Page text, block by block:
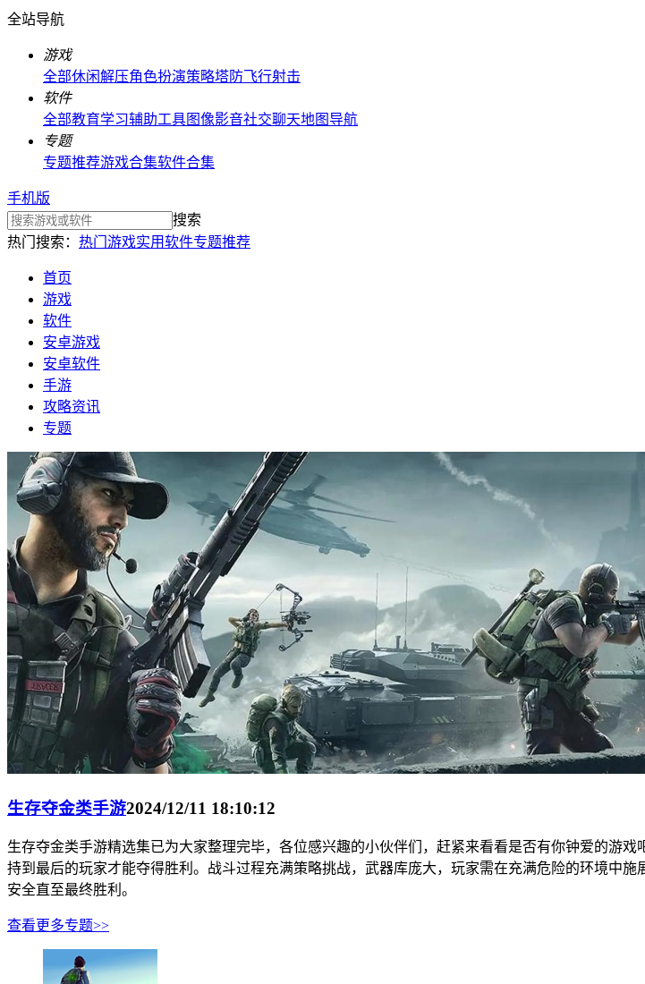
全站导航
游戏
全部休闲解压角色扮演策略塔防飞行射击
软件
全部教育学习辅助工具图像影音社交聊天地图导航
专题
专题推荐游戏合集软件合集
手机版
搜索
热门搜索： 热门游戏实用软件专题推荐
首页
游戏
软件
安卓游戏
安卓软件
手游
攻略资讯
专题
生存夺金类手游2024/12/11 18:10:12
生存夺金类手游精选集已为大家整理完毕，各位感兴趣的小伙伴们，赶紧来看看是否有你钟爱的游
持到最后的玩家才能夺得胜利。战斗过程充满策略挑战，武器库庞大，玩家需在充满危险的环境中
安全直至最终胜利。
查看更多专题>>